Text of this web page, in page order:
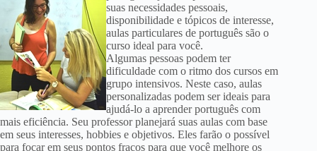
suas necessidades pessoais,
disponibilidade e tópicos de interesse,
aulas particulares de português são o
curso ideal para você.
Algumas pessoas podem ter
dificuldade com o ritmo dos cursos em
grupo intensivos. Neste caso, aulas
personalizadas podem ser ideais para
ajudá-lo a aprender português com
mais eficiência. Seu professor planejará suas aulas com base
em seus interesses, hobbies e objetivos. Eles farão o possível
para focar em seus pontos fracos para que você melhore os